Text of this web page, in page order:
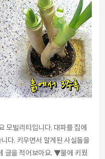
자로 인슐린을 감지하고 세포
화 시켜준다고 해요. 또한 스트
맥주공장에서 일하시는 분들
가 탈모 예방에 아주 탁월한 효
모빌리티입니다. 대파를 집에
다. 키우면서 알게된 사실들을
글을 적어보아요. ▼물에 키웠